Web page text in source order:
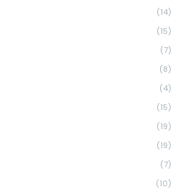
(14)
(15)
(7)
(8)
(4)
(15)
(19)
(19)
(7)
(10)